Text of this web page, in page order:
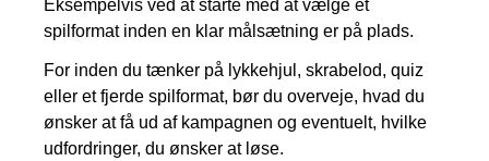
Eksempelvis ved at starte med at vælge et
spilformat inden en klar målsætning er på plads.
For inden du tænker på lykkehjul, skrabelod, quiz
eller et fjerde spilformat, bør du overveje, hvad du
ønsker at få ud af kampagnen og eventuelt, hvilke
udfordringer, du ønsker at løse.